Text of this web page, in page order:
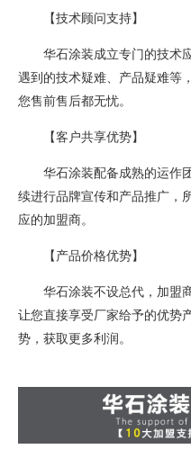
【技术顾问支持】
华石涂装成立专门的技术
遇到的技术疑难、产品疑难等
您售前售后都无忧。
【客户共享优势】
华石涂装配备成熟的运作
续进行品牌宣传和产品推广，
应的加盟商。
【产品价格优势】
华石涂装不设总代，加盟
让您直接享受厂家给予的优势
势，获取更多利润。